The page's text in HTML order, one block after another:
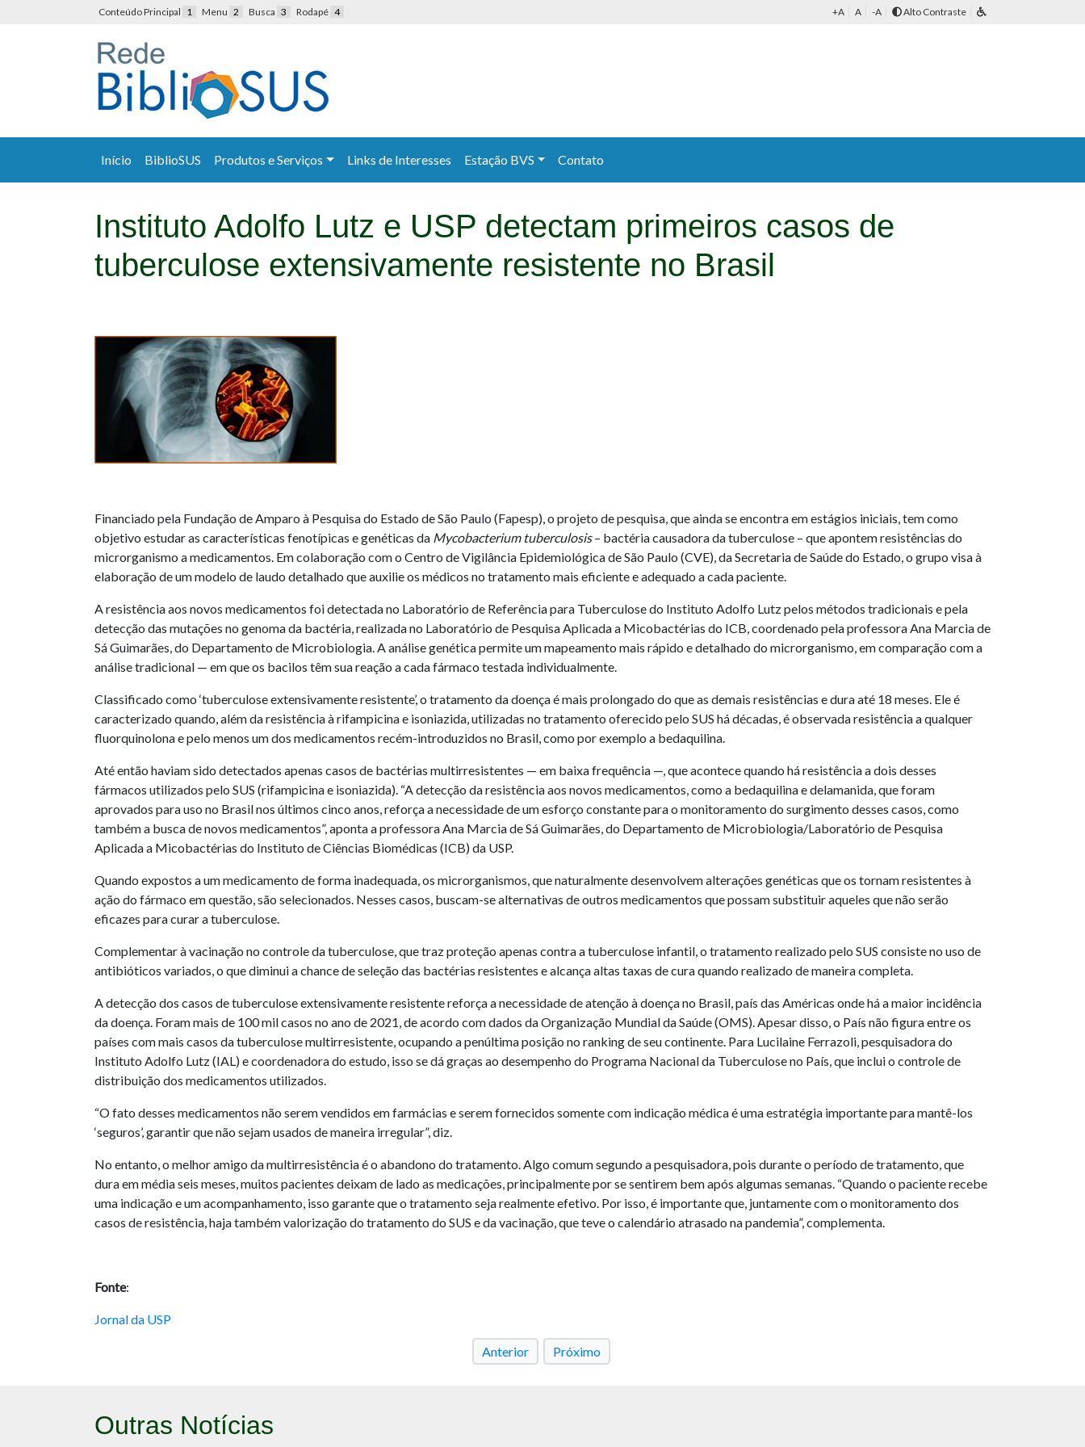
Conteúdo Principal 1 Menu 2 Busca 3 Rodapé 4 +A A -A Alto Contraste
Início BiblioSUS Produtos e Serviços Links de Interesses Estação BVS Contato
Instituto Adolfo Lutz e USP detectam primeiros casos de
tuberculose extensivamente resistente no Brasil
Financiado pela Fundação de Amparo à Pesquisa do Estado de São Paulo (Fapesp), o projeto de pesquisa, que ainda se encontra em estágios iniciais, tem como
objetivo estudar as características fenotípicas e genéticas da Mycobacterium tuberculosis– bactéria causadora da tuberculose – que apontem resistências do
microrganismo a medicamentos. Em colaboração com o Centro de Vigilância Epidemiológica de São Paulo (CVE), da Secretaria de Saúde do Estado, o grupo visa à
elaboração de um modelo de laudo detalhado que auxilie os médicos no tratamento mais eficiente e adequado a cada paciente.
A resistência aos novos medicamentos foi detectada no Laboratório de Referência para Tuberculose do Instituto Adolfo Lutz pelos métodos tradicionais e pela
detecção das mutações no genoma da bactéria, realizada no Laboratório de Pesquisa Aplicada a Micobactérias do ICB, coordenado pela professora Ana Marcia de
Sá Guimarães, do Departamento de Microbiologia. A análise genética permite um mapeamento mais rápido e detalhado do microrganismo, em comparação com a
análise tradicional — em que os bacilos têm sua reação a cada fármaco testada individualmente.
Classificado como ‘tuberculose extensivamente resistente’, o tratamento da doença é mais prolongado do que as demais resistências e dura até 18 meses. Ele é
caracterizado quando, além da resistência à rifampicina e isoniazida, utilizadas no tratamento oferecido pelo SUS há décadas, é observada resistência a qualquer
fluorquinolona e pelo menos um dos medicamentos recém-introduzidos no Brasil, como por exemplo a bedaquilina.
Até então haviam sido detectados apenas casos de bactérias multirresistentes — em baixa frequência —, que acontece quando há resistência a dois desses
fármacos utilizados pelo SUS (rifampicina e isoniazida). “A detecção da resistência aos novos medicamentos, como a bedaquilina e delamanida, que foram
aprovados para uso no Brasil nos últimos cinco anos, reforça a necessidade de um esforço constante para o monitoramento do surgimento desses casos, como
também a busca de novos medicamentos”, aponta a professora Ana Marcia de Sá Guimarães, do Departamento de Microbiologia/Laboratório de Pesquisa
Aplicada a Micobactérias do Instituto de Ciências Biomédicas (ICB) da USP.
Quando expostos a um medicamento de forma inadequada, os microrganismos, que naturalmente desenvolvem alterações genéticas que os tornam resistentes à
ação do fármaco em questão, são selecionados. Nesses casos, buscam-se alternativas de outros medicamentos que possam substituir aqueles que não serão
eficazes para curar a tuberculose.
Complementar à vacinação no controle da tuberculose, que traz proteção apenas contra a tuberculose infantil, o tratamento realizado pelo SUS consiste no uso de
antibióticos variados, o que diminui a chance de seleção das bactérias resistentes e alcança altas taxas de cura quando realizado de maneira completa.
A detecção dos casos de tuberculose extensivamente resistente reforça a necessidade de atenção à doença no Brasil, país das Américas onde há a maior incidência
da doença. Foram mais de 100 mil casos no ano de 2021, de acordo com dados da Organização Mundial da Saúde (OMS). Apesar disso, o País não figura entre os
países com mais casos da tuberculose multirresistente, ocupando a penúltima posição no ranking de seu continente. Para Lucilaine Ferrazoli, pesquisadora do
Instituto Adolfo Lutz (IAL) e coordenadora do estudo, isso se dá graças ao desempenho do Programa Nacional da Tuberculose no País, que inclui o controle de
distribuição dos medicamentos utilizados.
“O fato desses medicamentos não serem vendidos em farmácias e serem fornecidos somente com indicação médica é uma estratégia importante para mantê-los
‘seguros’, garantir que não sejam usados de maneira irregular”, diz.
No entanto, o melhor amigo da multirresistência é o abandono do tratamento. Algo comum segundo a pesquisadora, pois durante o período de tratamento, que
dura em média seis meses, muitos pacientes deixam de lado as medicações, principalmente por se sentirem bem após algumas semanas. “Quando o paciente recebe
uma indicação e um acompanhamento, isso garante que o tratamento seja realmente efetivo. Por isso, é importante que, juntamente com o monitoramento dos
casos de resistência, haja também valorização do tratamento do SUS e da vacinação, que teve o calendário atrasado na pandemia”, complementa.
Fonte:
Jornal da USP
Anterior Próximo
Outras Notícias